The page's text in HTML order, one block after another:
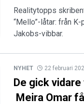
Realitytopps
“Mello”-låtar: från
Jakobs-vibbar.
NYHET 22 februari
De gick
Meira Omar